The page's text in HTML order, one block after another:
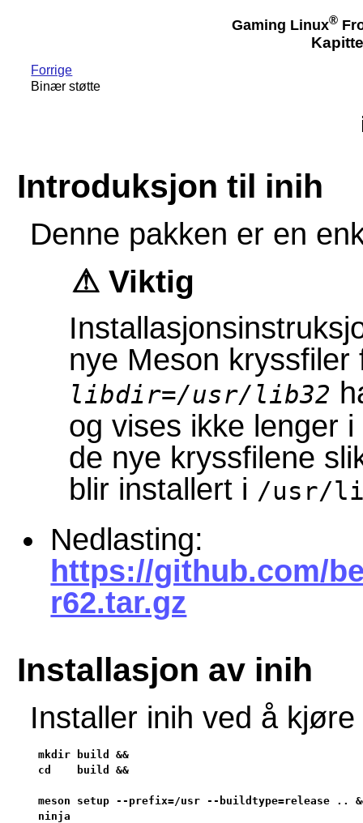
Gaming Linux®
Forrige
Binær støtte
Introduksjon til inih
Denne pakken er en
Viktig
nye Meson
libdir=/usr/lib32
og vises ikke lenger
de nye kryssfilene
blir installert i /usr/
Nedlasting:
https://github.com/
r62.tar.gz
Installasjon av inih
Installer inih ved å
mkdir build &&
cd    build &&
meson setup --prefix=/usr --buildtype=release ..
ninja